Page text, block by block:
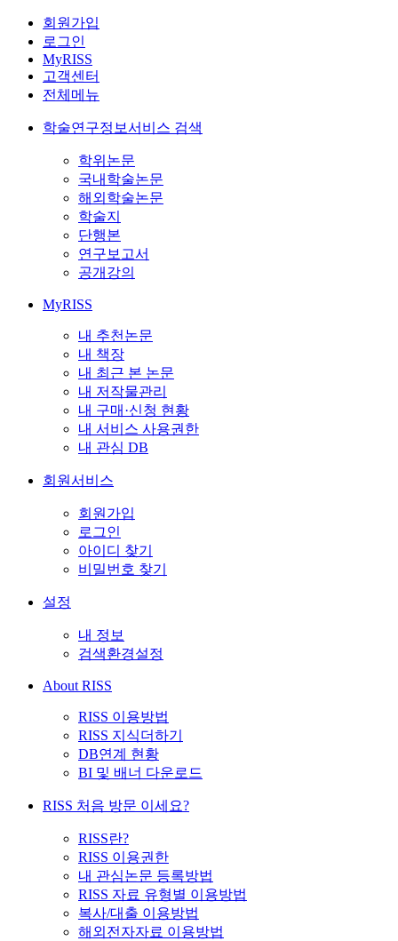
회원가입
로그인
MyRISS
고객센터
전체메뉴
학술연구정보서비스 검색
학위논문
국내학술논문
해외학술논문
학술지
단행본
연구보고서
공개강의
MyRISS
내 추천논문
내 책장
내 최근 본 논문
내 저작물관리
내 구매·신청 현황
내 서비스 사용권한
내 관심 DB
회원서비스
회원가입
로그인
아이디 찾기
비밀번호 찾기
설정
내 정보
검색환경설정
About RISS
RISS 이용방법
RISS 지식더하기
DB연계 현황
BI 및 배너 다운로드
RISS 처음 방문 이세요?
RISS란?
RISS 이용권한
내 관심논문 등록방법
RISS 자료 유형별 이용방법
복사/대출 이용방법
해외전자자료 이용방법